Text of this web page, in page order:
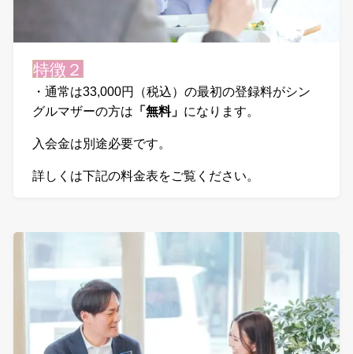
特徴２
・通常は33,000円（税込）の最初の登録料がシン
グルマザーの方は 「無料」 になります。
入会金は別途必要です。
詳しくは下記の料金表をご覧ください。